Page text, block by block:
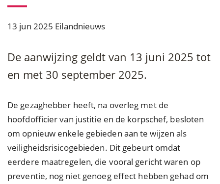
13 jun 2025 Eilandnieuws
De aanwijzing geldt van 13 juni 2025 tot
en met 30 september 2025.
De gezaghebber heeft, na overleg met de
hoofdofficier van justitie en de korpschef, besloten
om opnieuw enkele gebieden aan te wijzen als
veiligheidsrisicogebieden. Dit gebeurt omdat
eerdere maatregelen, die vooral gericht waren op
preventie, nog niet genoeg effect hebben gehad om